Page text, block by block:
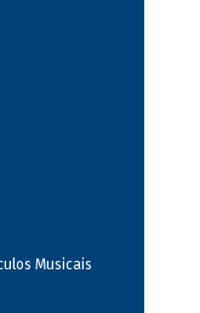
Musicais